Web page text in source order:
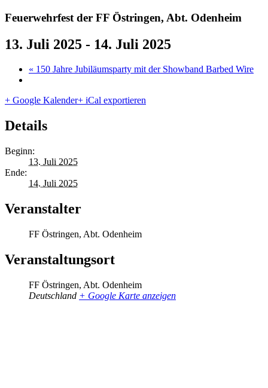
Feuerwehrfest der FF Östringen, Abt. Odenheim
13. Juli 2025 - 14. Juli 2025
« 150 Jahre Jubiläumsparty mit der Showband Barbed Wire
+ Google Kalender+ iCal exportieren
Details
Beginn:
13. Juli 2025
Ende:
14. Juli 2025
Veranstalter
FF Östringen, Abt. Odenheim
Veranstaltungsort
FF Östringen, Abt. Odenheim
Deutschland + Google Karte anzeigen